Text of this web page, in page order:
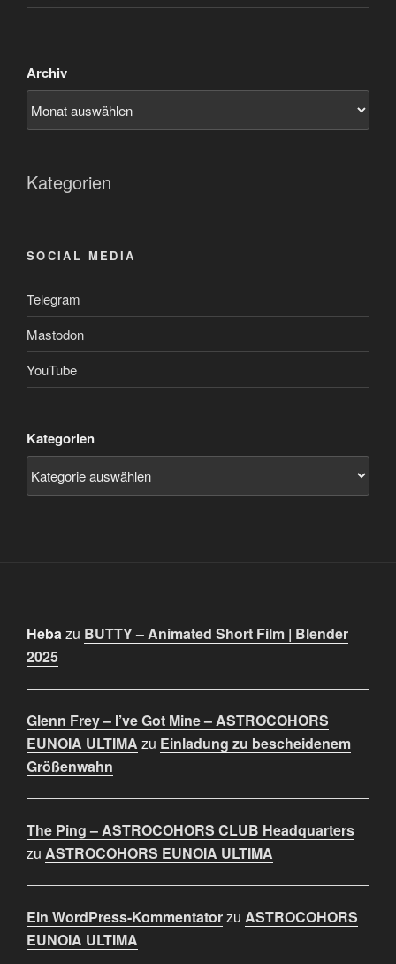
Archiv
Kategorien
SOCIAL MEDIA
Telegram
Mastodon
YouTube
Kategorien
Hebazu BUTTY – Animated Short Film | Blender
2025
Glenn Frey – I’ve Got Mine – ASTROCOHORS
EUNOIA ULTIMA zu Einladung zu bescheidenem
Größenwahn
The Ping – ASTROCOHORS CLUB Headquarters
zu ASTROCOHORS EUNOIA ULTIMA
Ein WordPress-Kommentatorzu ASTROCOHORS
EUNOIA ULTIMA